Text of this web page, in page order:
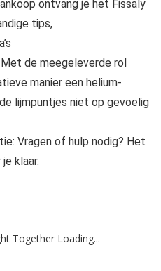
ontvang je het Fissaly
tips,
de meegeleverde rol
manier een helium-
lijmpuntjes niet op gevoelig
Vragen of hulp nodig? Het
klaar.
Together Loading...